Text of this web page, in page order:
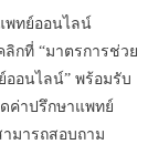
พทย์ออนไลน์
ลิกที่ “มาตรการช่วย
ออนไลน์” พร้อมรับ
ค่าปรึกษาแพทย์
ามารถสอบถาม